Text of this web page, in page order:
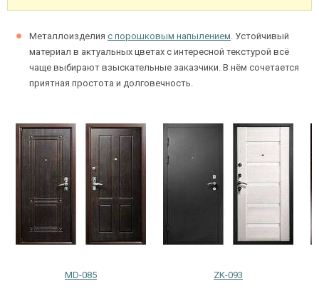
Металлоизделия с порошковым напылением. Устойчивый
материал в актуальных цветах с интересной текстурой всё
чаще выбирают взыскательные заказчики. В нём сочетается
приятная простота и долговечность.
MD-085 ZK-093